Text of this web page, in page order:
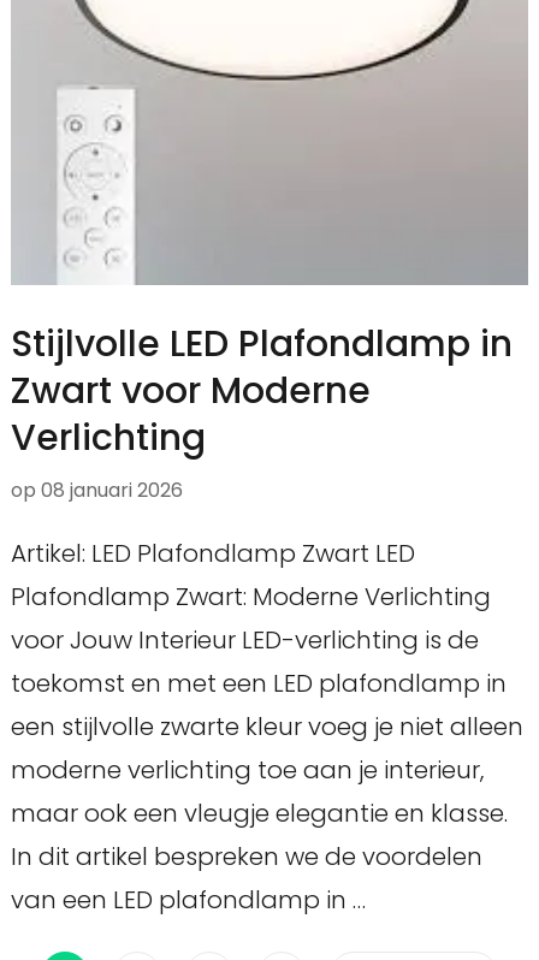
Stijlvolle LED Plafondlamp in
Zwart voor Moderne
Verlichting
op 08 januari 2026
Artikel: LED Plafondlamp Zwart LED
Plafondlamp Zwart: Moderne Verlichting
voor Jouw Interieur LED-verlichting is de
toekomst en met een LED plafondlamp in
een stijlvolle zwarte kleur voeg je niet alleen
moderne verlichting toe aan je interieur,
maar ook een vleugje elegantie en klasse.
In dit artikel bespreken we de voordelen
van een LED plafondlamp in …